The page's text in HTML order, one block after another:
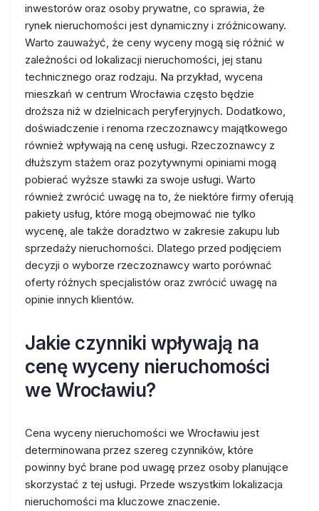
inwestorów oraz osoby prywatne, co sprawia, że
rynek nieruchomości jest dynamiczny i zróżnicowany.
Warto zauważyć, że ceny wyceny mogą się różnić w
zależności od lokalizacji nieruchomości, jej stanu
technicznego oraz rodzaju. Na przykład, wycena
mieszkań w centrum Wrocławia często będzie
droższa niż w dzielnicach peryferyjnych. Dodatkowo,
doświadczenie i renoma rzeczoznawcy majątkowego
również wpływają na cenę usługi. Rzeczoznawcy z
dłuższym stażem oraz pozytywnymi opiniami mogą
pobierać wyższe stawki za swoje usługi. Warto
również zwrócić uwagę na to, że niektóre firmy oferują
pakiety usług, które mogą obejmować nie tylko
wycenę, ale także doradztwo w zakresie zakupu lub
sprzedaży nieruchomości. Dlatego przed podjęciem
decyzji o wyborze rzeczoznawcy warto porównać
oferty różnych specjalistów oraz zwrócić uwagę na
opinie innych klientów.
Jakie czynniki wpływają na
cenę wyceny nieruchomości
we Wrocławiu?
Cena wyceny nieruchomości we Wrocławiu jest
determinowana przez szereg czynników, które
powinny być brane pod uwagę przez osoby planujące
skorzystać z tej usługi. Przede wszystkim lokalizacja
nieruchomości ma kluczowe znaczenie.